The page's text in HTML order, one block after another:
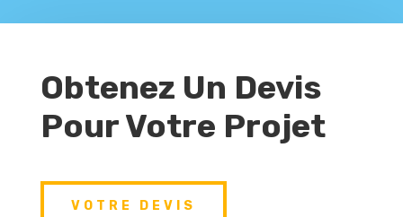
Obtenez Un Devis
Pour Votre Projet
VOTRE DEVIS